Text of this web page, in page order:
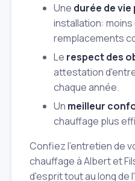
Une durée de
installation:
remplacements
Le respect des
attestation
chaque année.
Un meilleur
chauffage plus
Confiez l'entretien de
chauffage à Albert et
d'esprit tout au long de